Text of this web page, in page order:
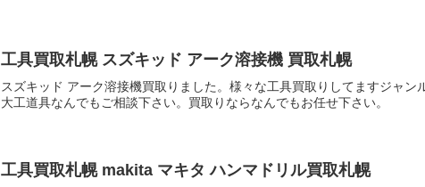
工具買取札幌 スズキッド アーク溶接機 買取札幌
スズキッド アーク溶接機買取りました。様々な工具買取りしてますジャン
大工道具なんでもご相談下さい。買取りならなんでもお任せ下さい。
工具買取札幌 makita マキタ ハンマドリル買取札幌